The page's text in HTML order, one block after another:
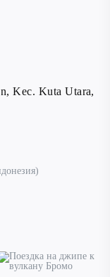
Kec. Kuta Utara,